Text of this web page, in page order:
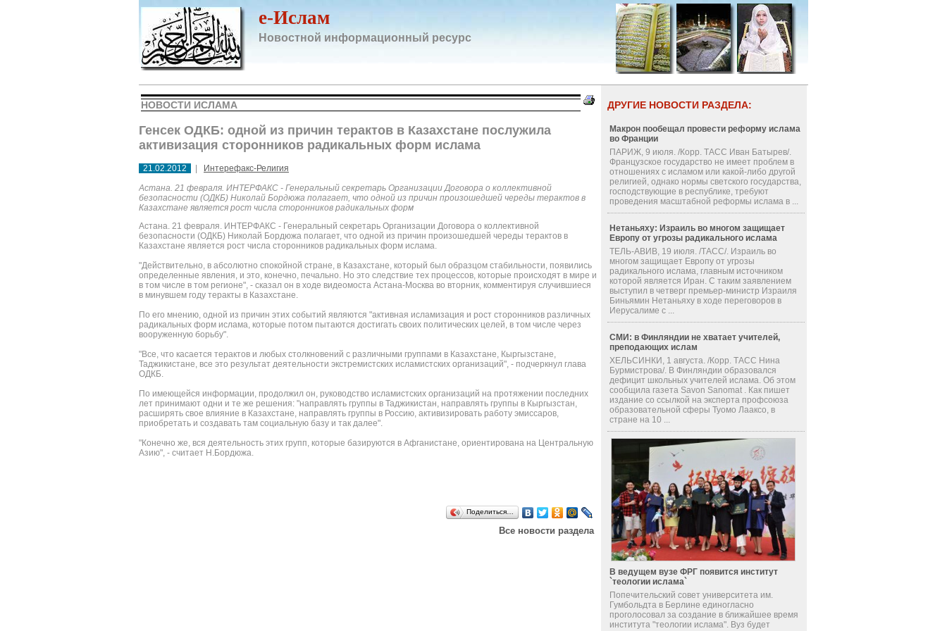
e-Ислам
Новостной информационный ресурс
НОВОСТИ ИСЛАМА
Генсек ОДКБ: одной из причин терактов в Казахстане послужила
активизация сторонников радикальных форм ислама
21.02.2012
Интерефакс-Религия
Астана. 21 февраля. ИНТЕРФАКС - Генеральный секретарь Организации Договора о коллективной
безопасности (ОДКБ) Николай Бордюжа полагает, что одной из причин произошедшей череды терактов в
Казахстане является рост числа сторонников радикальных форм
Астана. 21 февраля. ИНТЕРФАКС - Генеральный секретарь Организации Договора о коллективной
безопасности (ОДКБ) Николай Бордюжа полагает, что одной из причин произошедшей череды терактов в
Казахстане является рост числа сторонников радикальных форм ислама.
"Действительно, в абсолютно спокойной стране, в Казахстане, который был образцом стабильности, появились
определенные явления, и это, конечно, печально. Но это следствие тех процессов, которые происходят в мире и
в том числе в том регионе", - сказал он в ходе видеомоста Астана-Москва во вторник, комментируя случившиеся
в минувшем году теракты в Казахстане.
По его мнению, одной из причин этих событий являются "активная исламизация и рост сторонников различных
радикальных форм ислама, которые потом пытаются достигать своих политических целей, в том числе через
вооруженную борьбу".
"Все, что касается терактов и любых столкновений с различными группами в Казахстане, Кыргызстане,
Таджикистане, все это результат деятельности экстремистских исламистских организаций", - подчеркнул глава
ОДКБ.
По имеющейся информации, продолжил он, руководство исламистских организаций на протяжении последних
лет принимают одни и те же решения: "направлять группы в Таджикистан, направлять группы в Кыргызстан,
расширять свое влияние в Казахстане, направлять группы в Россию, активизировать работу эмиссаров,
приобретать и создавать там социальную базу и так далее".
"Конечно же, вся деятельность этих групп, которые базируются в Афганистане, ориентирована на Центральную
Азию", - считает Н.Бордюжа.
Поделиться…
Все новости раздела
ДРУГИЕ НОВОСТИ РАЗДЕЛА:
Макрон пообещал провести реформу ислама
во Франции
ПАРИЖ, 9 июля. /Корр. ТАСС Иван Батырев/.
Французское государство не имеет проблем в
отношениях с исламом или какой-либо другой
религией, однако нормы светского государства,
господствующие в республике, требуют
проведения масштабной реформы ислама в ...
Нетаньяху: Израиль во многом защищает
Европу от угрозы радикального ислама
ТЕЛЬ-АВИВ, 19 июля. /ТАСС/. Израиль во
многом защищает Европу от угрозы
радикального ислама, главным источником
которой является Иран. С таким заявлением
выступил в четверг премьер-министр Израиля
Биньямин Нетаньяху в ходе переговоров в
Иерусалиме с ...
СМИ: в Финляндии не хватает учителей,
преподающих ислам
ХЕЛЬСИНКИ, 1 августа. /Корр. ТАСС Нина
Бурмистрова/. В Финляндии образовался
дефицит школьных учителей ислама. Об этом
сообщила газета Savon Sanomat . Как пишет
издание со ссылкой на эксперта профсоюза
образовательной сферы Туомо Лааксо, в
стране на 10 ...
В ведущем вузе ФРГ появится институт
`теологии ислама`
Попечительский совет университета им.
Гумбольдта в Берлине единогласно
проголосовал за создание в ближайшее время
института "теологии ислама". Вуз будет